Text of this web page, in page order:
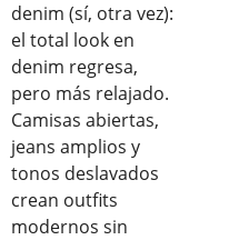
denim (sí, otra vez):
el total look en
denim regresa,
pero más relajado.
Camisas abiertas,
jeans amplios y
tonos deslavados
crean outfits
modernos sin